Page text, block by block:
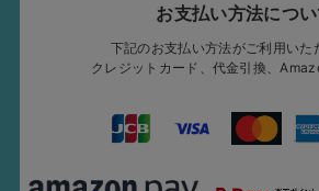
お支払い方法につ
下記のお支払い方法がご利用いた
クレジットカード、代金引換、